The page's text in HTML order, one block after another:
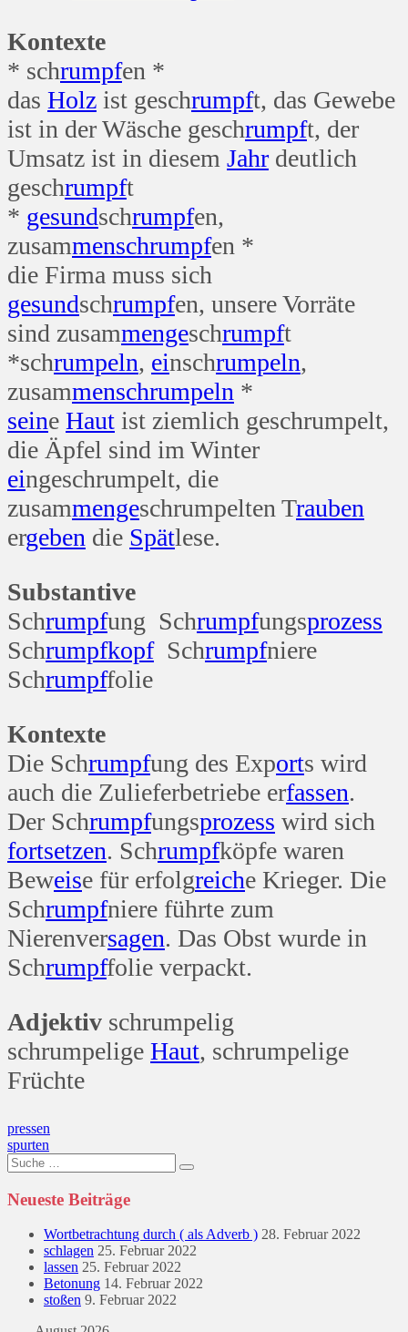
Kontexte
* schrumpfen *
das Holz ist geschrumpft, das Gewebe
ist in der Wäsche geschrumpft, der
Umsatz ist in diesem Jahr deutlich
geschrumpft
* gesundschrumpfen,
zusammenschrumpfen *
die Firma muss sich
gesundschrumpfen, unsere Vorräte
sind zusammengeschrumpft
*schrumpeln, einschrumpeln,
zusammenschrumpeln *
seine Haut ist ziemlich geschrumpelt,
die Äpfel sind im Winter
eingeschrumpelt, die
zusammengeschrumpelten Trauben
ergeben die Spätlese.
Substantive
Schrumpfung Schrumpfungsprozess
SchrumpfkopfSchrumpfniere
Schrumpffolie
Kontexte
Die Schrumpfung des Exports wird
auch die Zulieferbetriebe erfassen.
Der Schrumpfungsprozess wird sich
fortsetzen. Schrumpfköpfe waren
Beweise für erfolgreiche Krieger. Die
Schrumpfniere führte zum
Nierenversagen. Das Obst wurde in
Schrumpffolie verpackt.
Adjektiv schrumpelig
schrumpelige Haut, schrumpelige
Früchte
Beitragsnavigation
pressen
spurten
Suche
nach:
Neueste Beiträge
Wortbetrachtung durch ( als Adverb ) 28. Februar 2022
schlagen 25. Februar 2022
lassen 25. Februar 2022
Betonung 14. Februar 2022
stoßen 9. Februar 2022